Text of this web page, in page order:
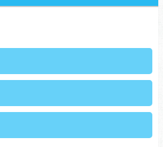
天然攻め
年下攻め